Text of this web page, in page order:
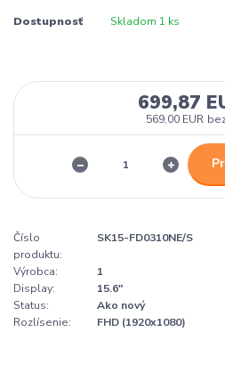
Dostupnosť Skladom 1 ks
699,87
569,00 EUR
Číslo
produktu:
SK15-FD0310NE/S
Výrobca:
1
Display:
15.6"
Status:
Ako nový
Rozlísenie:
FHD (1920x1080)